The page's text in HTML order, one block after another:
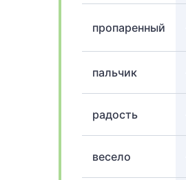
пропаренный
пальчик
радость
весело